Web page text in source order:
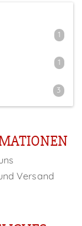
1
1
3
Versand